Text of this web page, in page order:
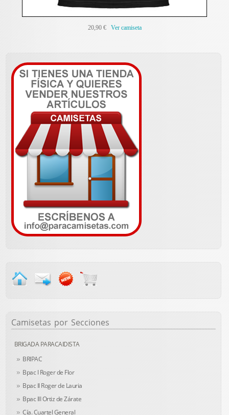
20,90 € Ver camiseta
Camisetas por Secciones
BRIGADA PARACAIDISTA
BRIPAC
Bpac I Roger de Flor
Bpac II Roger de Lauria
Bpac III Ortiz de Zárate
Cía. Cuartel General